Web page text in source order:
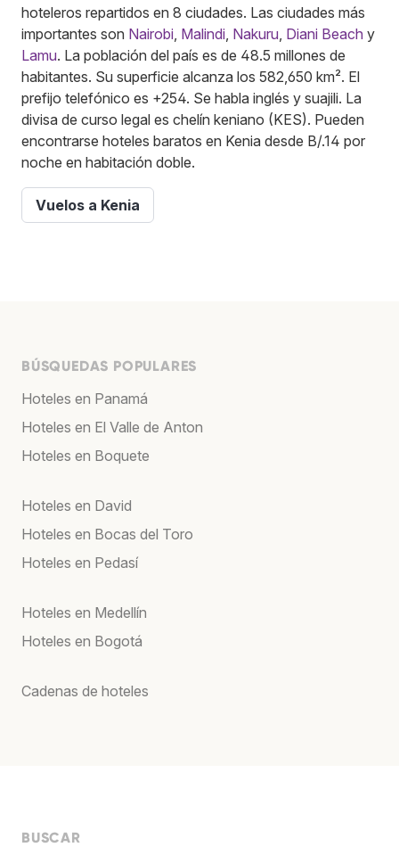
hoteleros repartidos en 8 ciudades. Las ciudades más
importantes son Nairobi Malindi Nakuru Diani Beach y
Lamu. La población del país es de 48.5 millones de
habitantes. Su superficie alcanza los 582,650 km². El
prefijo telefónico es +254. Se habla inglés y suajili. La
divisa de curso legal es chelín keniano (KES). Pueden
encontrarse hoteles baratos en Kenia desde B/.14 por
noche en habitación doble.
Vuelos a Kenia
BÚSQUEDAS POPULARES
Hoteles en Panamá
Hoteles en El Valle de Anton
Hoteles en Boquete
Hoteles en David
Hoteles en Bocas del Toro
Hoteles en Pedasí
Hoteles en Medellín
Hoteles en Bogotá
Cadenas de hoteles
BUSCAR